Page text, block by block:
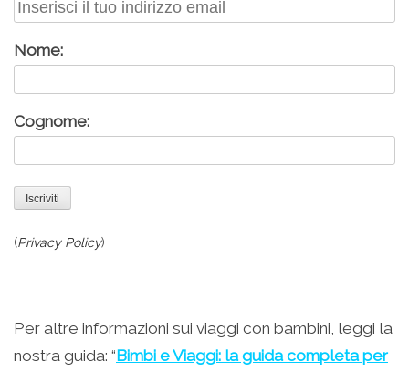
Nome:
Cognome:
(Privacy Policy)
Per altre informazioni sui viaggi con bambini, leggi la
nostra guida: “Bimbi e Viaggi: la guida completa per